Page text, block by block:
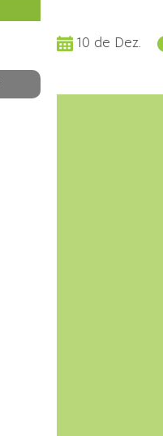
10 de Dez.